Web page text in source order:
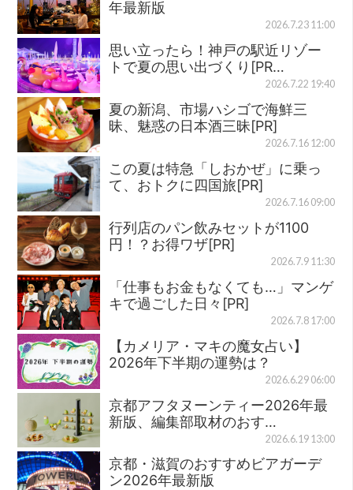
年最新版
2026.7.23 11:00
思い立ったら！神戸の駅近リゾー
トで夏の思い出づくり[PR…
2026.7.22 19:40
夏の新潟、市場ハシゴで海鮮三
昧、魅惑の日本酒三昧[PR]
2026.7.16 12:00
この夏は特急「しおかぜ」に乗っ
て、おトクに四国旅[PR]
2026.7.16 09:00
行列店のパン飲みセットが1100
円！？お得ワザ[PR]
2026.7.9 11:30
「仕事もお金もなくても…」マンゲ
キで過ごした日々[PR]
2026.7.8 17:00
【カメリア・マキの魔女占い】
2026年下半期の運勢は？
2026.6.29 06:00
京都アフタヌーンティー2026年最
新版、編集部取材のおす…
2026.6.19 13:00
京都・滋賀のおすすめビアガーデ
ン2026年最新版